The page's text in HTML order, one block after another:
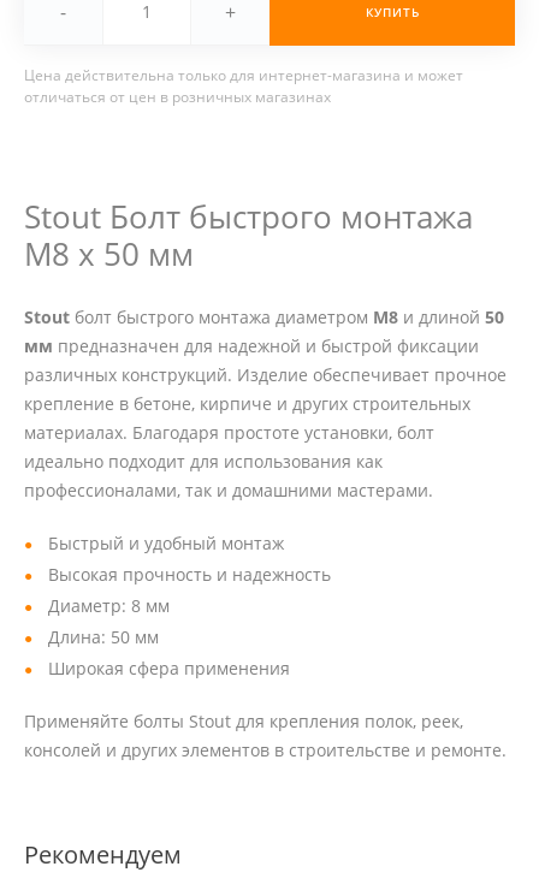
- + КУПИТЬ
Цена действительна только для интернет-магазина и может
отличаться от цен в розничных магазинах
Stout Болт быстрого монтажа
М8 x 50 мм
Stout болт быстрого монтажа диаметром М8 и длиной 50
мм предназначен для надежной и быстрой фиксации
различных конструкций. Изделие обеспечивает прочное
крепление в бетоне, кирпиче и других строительных
материалах. Благодаря простоте установки, болт
идеально подходит для использования как
профессионалами, так и домашними мастерами.
Быстрый и удобный монтаж
Высокая прочность и надежность
Диаметр: 8 мм
Длина: 50 мм
Широкая сфера применения
Применяйте болты Stout для крепления полок, реек,
консолей и других элементов в строительстве и ремонте.
Рекомендуем